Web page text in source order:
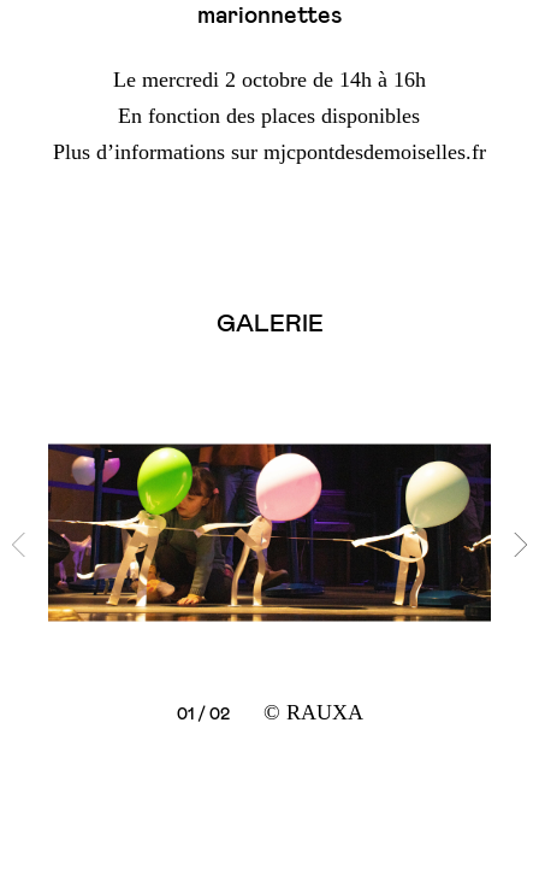
marionnettes
Le mercredi 2 octobre de 14h à 16h
En fonction des places disponibles
Plus d’informations sur mjcpontdesdemoiselles.fr
GALERIE
01 / 02 © RAUXA
02 / 02